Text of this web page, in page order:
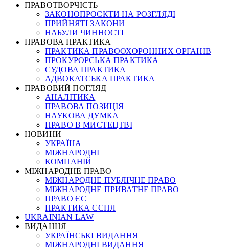
ПРАВОТВОРЧІСТЬ
ЗАКОНОПРОЄКТИ НА РОЗГЛЯДІ
ПРИЙНЯТІ ЗАКОНИ
НАБУЛИ ЧИННОСТІ
ПРАВОВА ПРАКТИКА
ПРАКТИКА ПРАВООХОРОННИХ ОРГАНІВ
ПРОКУРОРСЬКА ПРАКТИКА
СУДОВА ПРАКТИКА
АДВОКАТСЬКА ПРАКТИКА
ПРАВОВИЙ ПОГЛЯД
АНАЛІТИКА
ПРАВОВА ПОЗИЦІЯ
НАУКОВА ДУМКА
ПРАВО В МИСТЕЦТВІ
НОВИНИ
УКРАЇНА
МІЖНАРОДНІ
КОМПАНІЙ
МІЖНАРОДНЕ ПРАВО
МІЖНАРОДНЕ ПУБЛІЧНЕ ПРАВО
МІЖНАРОДНЕ ПРИВАТНЕ ПРАВО
ПРАВО ЄС
ПРАКТИКА ЄСПЛ
UKRAINIAN LAW
ВИДАННЯ
УКРАЇНСЬКІ ВИДАННЯ
МІЖНАРОДНІ ВИДАННЯ